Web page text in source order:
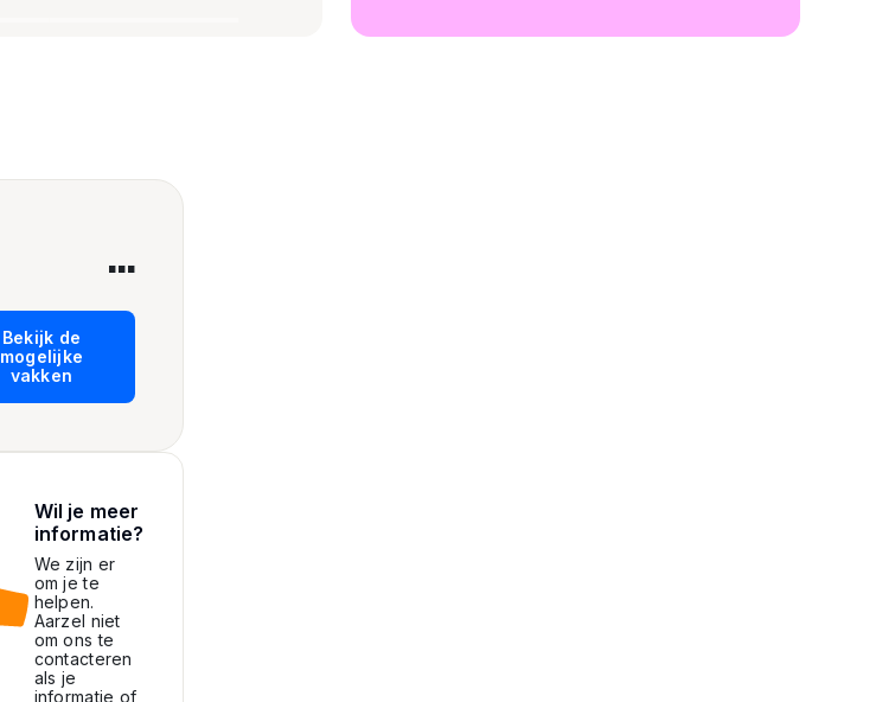
...
Bekijk de
mogelijke
vakken
Wil je meer
informatie?
We zijn er
om je te
helpen.
Aarzel niet
om ons te
contacteren
als je
informatie of